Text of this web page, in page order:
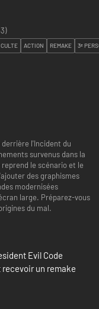
)
CULTE ACTION REMAKE 3ᵉ
derrière l'Incident du
survenus dans la
le scénario et le
des graphismes
modernisées
large. Préparez-vous
du mal.
Evil Code
un remake